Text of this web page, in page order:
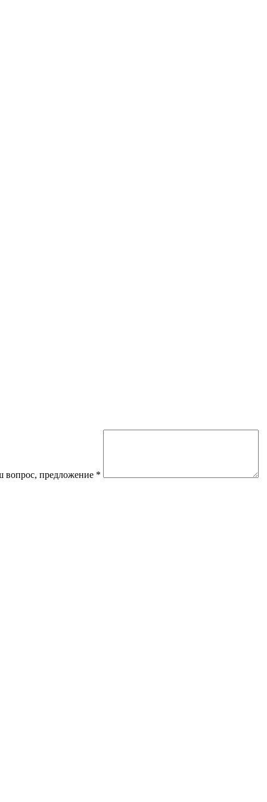
вопрос, предложение *